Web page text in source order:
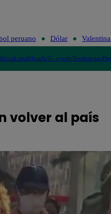
peruano Dólar
LimaMundoTe ayudoTendencias
volver al país